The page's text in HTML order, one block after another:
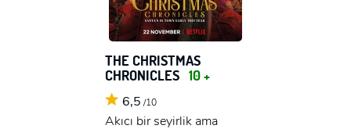
THE CHRISTMAS
CHRONICLES 10 +
6,5 /10
Akıcı bir seyirlik ama